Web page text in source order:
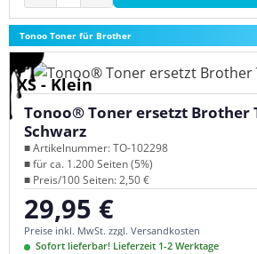
Tonoo Toner für Brother
XS - Klein
Tonoo® Toner ersetzt Brother
Schwarz
■ Artikelnummer: TO-102298
■ für ca. 1.200 Seiten (5%)
■ Preis/100 Seiten: 2,50 €
Regulärer Preis:
29,95 €
Preise inkl. MwSt. zzgl. Versandkosten
Sofort lieferbar! Lieferzeit 1-2 Werktage